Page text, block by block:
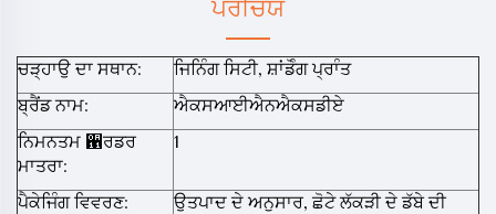
ਪਰੀਚਯ
ਚੜ੍ਹਾਉ ਦਾ ਸਥਾਨ:
ਜਿਨਿੰਗ ਸਿਟੀ, ਸ਼ਾਂਡੋੰਗ ਪ੍ਰਾੰਤ
ਬ੍ਰੈਂਡ ਨਾਮ:
ਐਕਸਆਈਐਨਐਕਸਡੀਏ
ਨਿਮਨਤਮ ਑ਰਡਰ
ਮਾਤਰਾ:
1
ਪੈਕੇਜਿੰਗ ਵਿਵਰਣ:
ਉਤਪਾਦ ਦੇ ਅਨੁਸਾਰ, ਛੋਟੇ ਲੱਕੜੀ ਦੇ ਡੱਬੇ ਦੀ